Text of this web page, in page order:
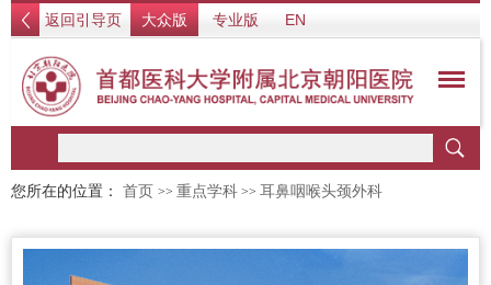
返回引导页 大众版 专业版 EN
您所在的位置： 首页 >> 重点学科 >> 耳鼻咽喉头颈外科